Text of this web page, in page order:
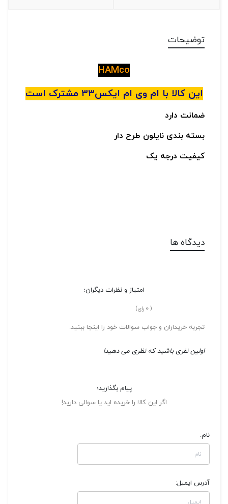
توضیحات
HAMco
این کالا با ام وی ام ایکس33 مشترک است
ضمانت دارد
بسته بندی نایلون طرح دار
کیفیت درجه یک
دیدگاه ها
امتیاز و نظرات دیگران؛
(
0 رای)
تجربه خریداران و جواب سوالات خود را اینجا ببنید.
اولین نفری باشید که نظری می دهید!
پیام بگذارید؛
اگر این کالا را خریده اید یا سوالی دارید!
نام:
آدرس ایمیل: